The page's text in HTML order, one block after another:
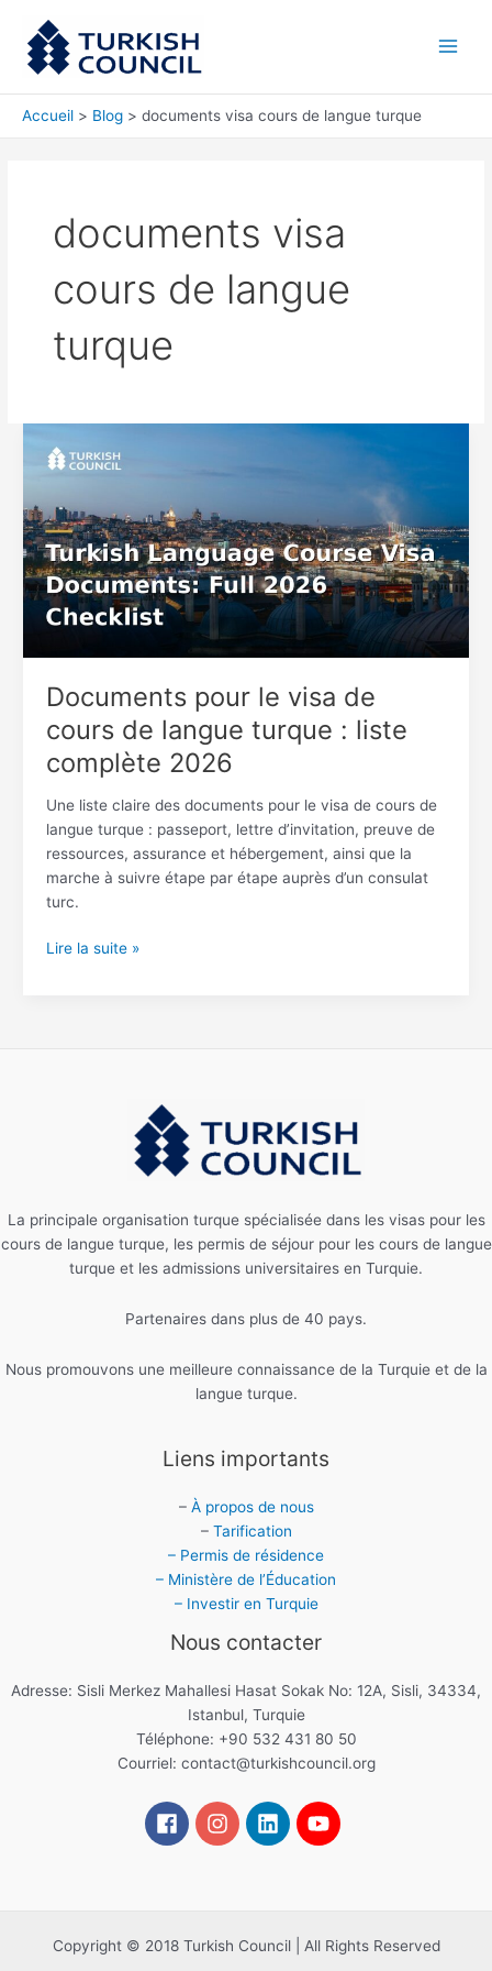
contenu
Accueil Blog documents visa cours de langue turque
documents visa
cours de langue
turque
Documents pour le visa de
cours de langue turque : liste
complète 2026
Une liste claire des documents pour le visa de cours de
langue turque : passeport, lettre d’invitation, preuve de
ressources, assurance et hébergement, ainsi que la
marche à suivre étape par étape auprès d’un consulat
turc.
pour
visa
de
cours
de
langue
turque
complète
2026
Lire la suite »
La principale organisation turque spécialisée dans les visas pour les
cours de langue turque, les permis de séjour pour les cours de langue
turque et les admissions universitaires en Turquie.
Partenaires dans plus de 40 pays.
Nous promouvons une meilleure connaissance de la Turquie et de la
langue turque.
Liens importants
– À propos de nous
– Tarification
– Permis de résidence
– Ministère de l’Éducation
– Investir en Turquie
Nous contacter
Adresse: Sisli Merkez Mahallesi Hasat Sokak No: 12A, Sisli, 34334,
Istanbul, Turquie
Téléphone: +90 532 431 80 50
Courriel: contact@turkishcouncil.org
Copyright © 2018 Turkish Council | All Rights Reserved